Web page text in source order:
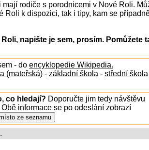
rodiče s porodnicemi v Nové Roli.
Roli k dispozici, tak i tipy, kam se
napište je sem, prosím. Pomůžete
- do encyklopedie Wikipedia.
(mateřská) - základní škola - střední škola
co hledají? Doporučte jim tedy návštěvu
informace se po odeslání zobrazí